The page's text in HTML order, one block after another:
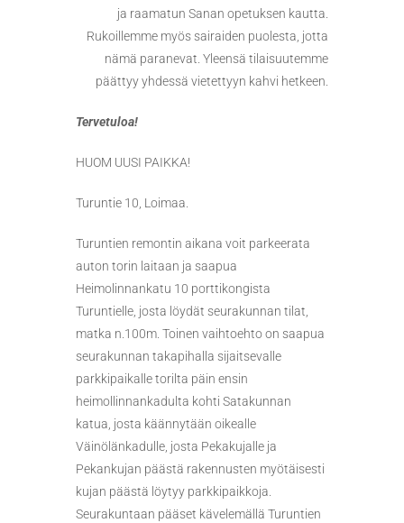
ja raamatun Sanan opetuksen kautta.
Rukoillemme myös sairaiden puolesta, jotta
nämä paranevat. Yleensä tilaisuutemme
päättyy yhdessä vietettyyn kahvi hetkeen.
Tervetuloa!
HUOM UUSI PAIKKA!
Turuntie 10, Loimaa.
Turuntien remontin aikana voit parkeerata
auton torin laitaan ja saapua
Heimolinnankatu 10 porttikongista
Turuntielle, josta löydät seurakunnan tilat,
matka n.100m. Toinen vaihtoehto on saapua
seurakunnan takapihalla sijaitsevalle
parkkipaikalle torilta päin ensin
heimollinnankadulta kohti Satakunnan
katua, josta käännytään oikealle
Väinölänkadulle, josta Pekakujalle ja
Pekankujan päästä rakennusten myötäisesti
kujan päästä löytyy parkkipaikkoja.
Seurakuntaan pääset kävelemällä Turuntien